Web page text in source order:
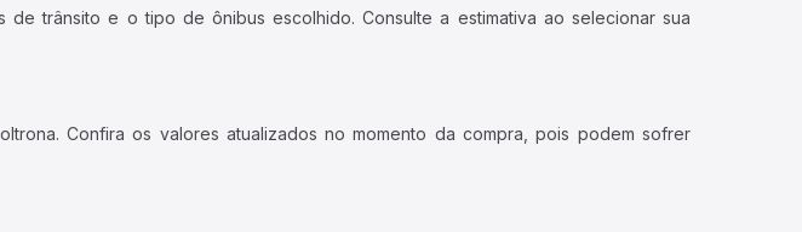
trânsito e o tipo de ônibus escolhido. Consulte a estimativa ao selecionar sua
Confira os valores atualizados no momento da compra, pois podem sofrer